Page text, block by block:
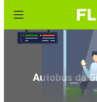
Autobus da